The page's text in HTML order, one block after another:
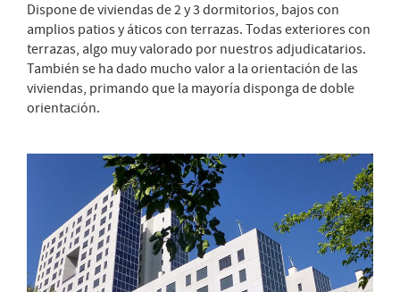
Dispone de viviendas de 2 y 3 dormitorios, bajos con
amplios patios y áticos con terrazas. Todas exteriores con
terrazas, algo muy valorado por nuestros adjudicatarios.
También se ha dado mucho valor a la orientación de las
viviendas, primando que la mayoría disponga de doble
orientación.